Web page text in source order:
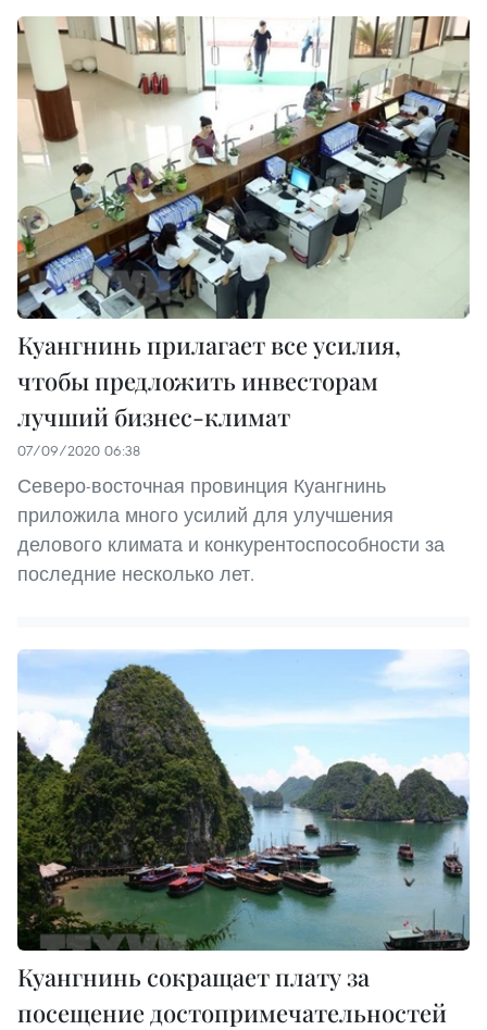
Куангнинь прилагает все усилия,
чтобы предложить инвесторам
лучший бизнес-климат
07/09/2020 06:38
Северо-восточная провинция Куангнинь
приложила много усилий для улучшения
делового климата и конкурентоспособности за
последние несколько лет.
Куангнинь сокращает плату за
посещение достопримечательностей